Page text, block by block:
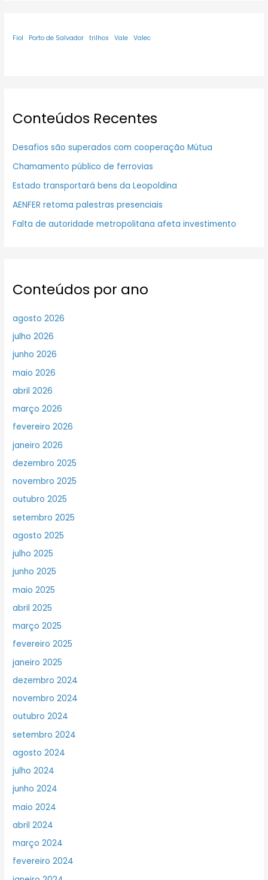
Fiol Porto de Salvador trilhos Vale Valec
Conteúdos Recentes
Desafios são superados com cooperação Mútua
Chamamento público de ferrovias
Estado transportará bens da Leopoldina
AENFER retoma palestras presenciais
Falta de autoridade metropolitana afeta investimento
Conteúdos por ano
agosto 2026
julho 2026
junho 2026
maio 2026
abril 2026
março 2026
fevereiro 2026
janeiro 2026
dezembro 2025
novembro 2025
outubro 2025
setembro 2025
agosto 2025
julho 2025
junho 2025
maio 2025
abril 2025
março 2025
fevereiro 2025
janeiro 2025
dezembro 2024
novembro 2024
outubro 2024
setembro 2024
agosto 2024
julho 2024
junho 2024
maio 2024
abril 2024
março 2024
fevereiro 2024